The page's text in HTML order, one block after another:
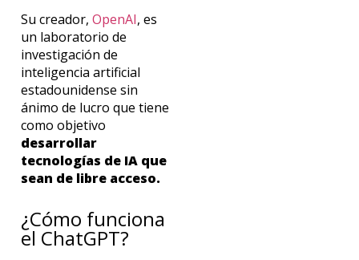
Su creador, OpenAI, es
un laboratorio de
investigación de
inteligencia artificial
estadounidense sin
ánimo de lucro que tiene
como objetivo
desarrollar
tecnologías de IA que
sean de libre acceso.
¿Cómo funciona
el ChatGPT?